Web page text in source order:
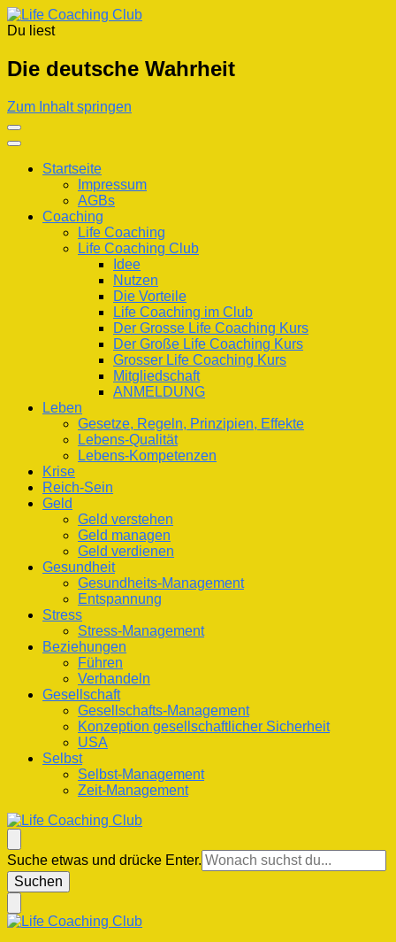
Du liest
Die deutsche Wahrheit
Zum Inhalt springen
Startseite
Impressum
AGBs
Coaching
Life Coaching
Life Coaching Club
Idee
Nutzen
Die Vorteile
Life Coaching im Club
Der Grosse Life Coaching Kurs
Der Große Life Coaching Kurs
Grosser Life Coaching Kurs
Mitgliedschaft
ANMELDUNG
Leben
Gesetze, Regeln, Prinzipien, Effekte
Lebens-Qualität
Lebens-Kompetenzen
Krise
Reich-Sein
Geld
Geld verstehen
Geld managen
Geld verdienen
Gesundheit
Gesundheits-Management
Entspannung
Stress
Stress-Management
Beziehungen
Führen
Verhandeln
Gesellschaft
Gesellschafts-Management
Konzeption gesellschaftlicher Sicherheit
USA
Selbst
Selbst-Management
Zeit-Management
Life Coaching Club
Für Deine Lebenskompetenz
Suchst
du
nach
Suche etwas und drücke Enter.